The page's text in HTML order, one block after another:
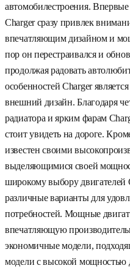
автомобилестроения.
Charger сразу привлек
впечатляющим дизайном и
пор он перестраивался и
продолжая радовать
особенностей Charger
внешний дизайн. Благодаря
радиатора и ярким фарам
стоит увидеть на дороге.
известен своими
выделяющимися своей
широкому выбору двигателей
различные варианты для
потребностей. Мощные
впечатляющую
экономичные модели,
модели с высокой мощностью